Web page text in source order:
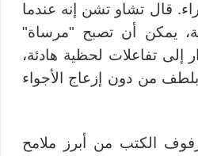
قال تشاو تشن إنه عندما
يمكن أن تصبح "مرساة"
إلى تفاعلات لحظية هادئة،
من دون إزعاج الأجواء
الكتب من أبرز ملامح